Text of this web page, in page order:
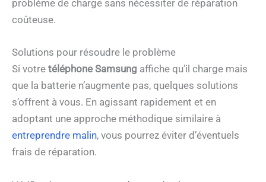
problème de charge sans nécessiter de réparation
coûteuse.
Solutions pour résoudre le problème
Si votre téléphone Samsung affiche qu’il charge mais
que la batterie n’augmente pas, quelques solutions
s’offrent à vous. En agissant rapidement et en
adoptant une approche méthodique similaire à
entreprendre malin, vous pourrez éviter d’éventuels
frais de réparation.